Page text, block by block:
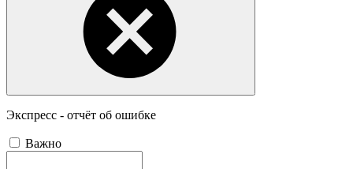
Экспресс - отчёт об ошибке
Важно